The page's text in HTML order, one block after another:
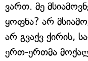
ვართ. მე
ყოფნა? არ
არ გვაქვ ქირის,
ერთ-ერთმა